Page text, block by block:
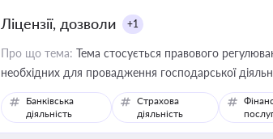
Ліцензії, дозволи +1
Про що тема: Тема стосується правового
необхідних для провадження господарської
Банківська
діяльність
Страхова
діяльність